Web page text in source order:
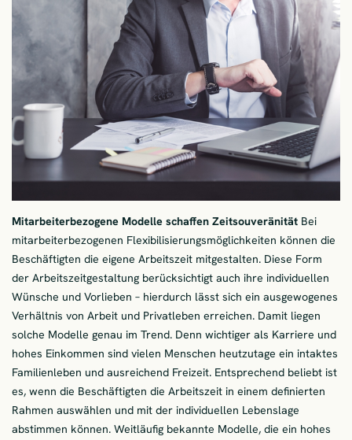
Mitarbeiterbezogene Modelle schaffen Zeitsouveränität Bei
mitarbeiterbezogenen Flexibilisierungsmöglichkeiten können die
Beschäftigten die eigene Arbeitszeit mitgestalten. Diese Form
der Arbeitszeitgestaltung berücksichtigt auch ihre individuellen
Wünsche und Vorlieben – hierdurch lässt sich ein ausgewogenes
Verhältnis von Arbeit und Privatleben erreichen. Damit liegen
solche Modelle genau im Trend. Denn wichtiger als Karriere und
hohes Einkommen sind vielen Menschen heutzutage ein intaktes
Familienleben und ausreichend Freizeit. Entsprechend beliebt ist
es, wenn die Beschäftigten die Arbeitszeit in einem definierten
Rahmen auswählen und mit der individuellen Lebenslage
abstimmen können. Weitläufig bekannte Modelle, die ein hohes